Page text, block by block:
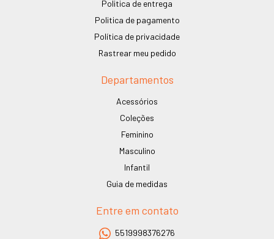
Politica de entrega
Politica de pagamento
Política de privacidade
Rastrear meu pedido
Departamentos
Acessórios
Coleções
Feminino
Masculino
Infantil
Guia de medidas
Entre em contato
5519998376276